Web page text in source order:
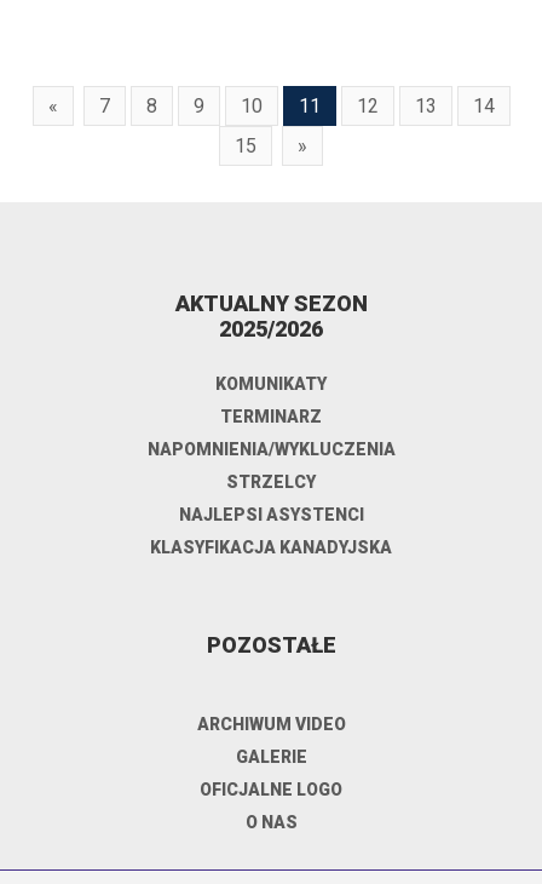
« 7 8 9 10 11 12 13
14
15
»
AKTUALNY SEZON
2025/2026
KOMUNIKATY
TERMINARZ
NAPOMNIENIA/WYKLUCZENIA
STRZELCY
NAJLEPSI ASYSTENCI
KLASYFIKACJA KANADYJSKA
POZOSTAŁE
ARCHIWUM VIDEO
GALERIE
OFICJALNE LOGO
O NAS